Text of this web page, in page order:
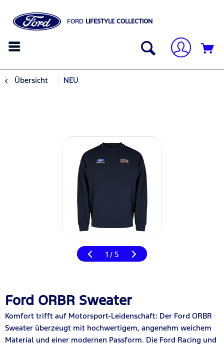
FORD LIFESTYLE COLLECTION
Übersicht NEU
1 / 5
Ford ORBR Sweater
Komfort trifft auf Motorsport-Leidenschaft: Der Ford ORBR
Sweater überzeugt mit hochwertigem, angenehm weichem
Material und einer modernen Passform. Die Ford Racing und